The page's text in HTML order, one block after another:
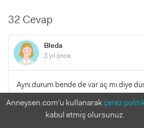
32 Cevap
Bleda
3 yıl önce
Aynı durum bende de var aç mı diye
bebegim uykuya damakta zorlanıyor
uykusuzluk ölüyorum 10 dak bir
Anneysen.com'u kullanarakçerez
kabul etmiş olursunuz.